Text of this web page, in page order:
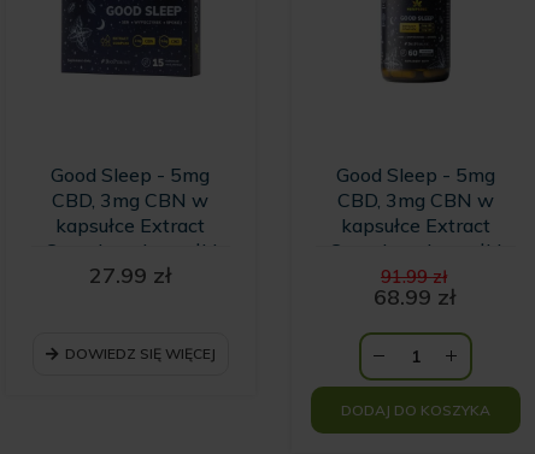
Good Sleep - 5mg
CBD, 3mg CBN w
kapsułce Extract
Complex - kapsułki
na sen - 15 kapsułek
27.99 zł
DOWIEDZ SIĘ WIĘCEJ
Good Sleep - 5mg
CBD, 3mg CBN w
kapsułce Extract
Complex - kapsułki
na sen - 60 kapsułek
KRÓTKI TERMIN
91.99zł
cena
91.99 zł.
68.99 zł
cena
wynosi:
68.99 zł.
DODAJ DO KOSZYKA